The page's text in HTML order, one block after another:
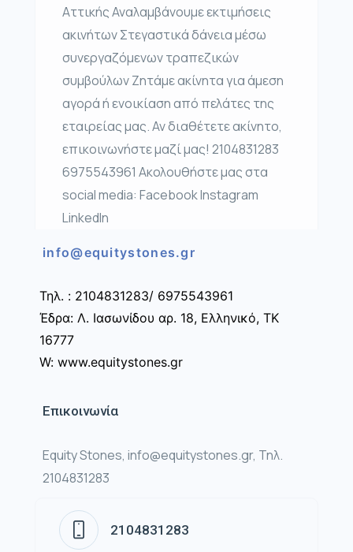
Αττικής Αναλαμβάνουμε εκτιμήσεις
ακινήτων Στεγαστικά δάνεια μέσω
συνεργαζόμενων τραπεζικών
συμβούλων Ζητάμε ακίνητα για άμεση
αγορά ή ενοικίαση από πελάτες της
εταιρείας μας. Αν διαθέτετε ακίνητο,
επικοινωνήστε μαζί μας! 2104831283
6975543961 Ακολουθήστε μας στα
social media: Facebook Instagram
LinkedIn
info@equitystones.gr
Τηλ. : 2104831283/ 6975543961
Έδρα: Λ. Ιασωνίδου αρ. 18, Ελληνικό, ΤΚ
16777
W: www.equitystones.gr
Επικοινωνία
Equity Stones, info@equitystones.gr, Τηλ.
2104831283
2104831283